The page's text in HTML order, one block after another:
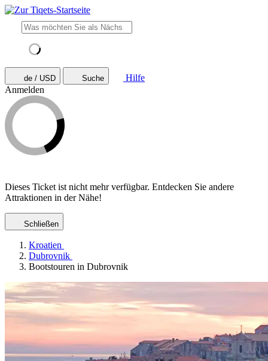
de / USD Suche
Hilfe
Anmelden
Dieses Ticket ist nicht mehr verfügbar. Entdecken Sie andere
Attraktionen in der Nähe!
Schließen
Kroatien
Dubrovnik
Bootstouren in Dubrovnik